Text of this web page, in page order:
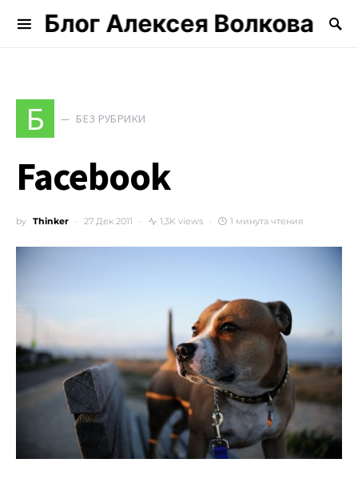
Блог Алексея Волкова
Search for:
Б БЕЗ РУБРИКИ
Facebook
by Thinker 27 Дек 2011 1,3K views 1 минута чтения